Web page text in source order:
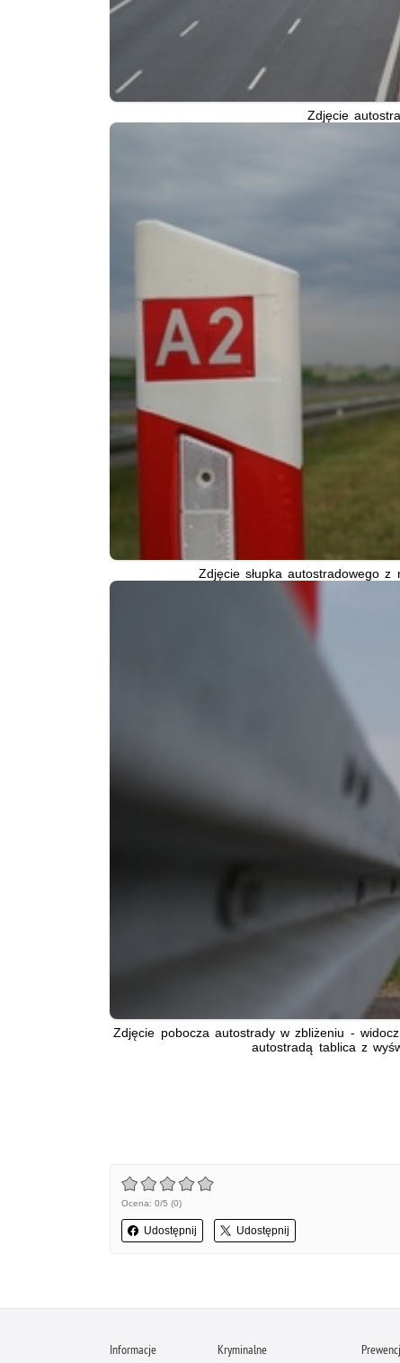
Zdjęcie
Zdjęcie słupka autostradowego
Zdjęcie pobocza autostrady w zbliżeniu -
autostradą tablica z
Ocena: 0/5 (0)
Udostępnij Udostępnij
Informacje Kryminalne